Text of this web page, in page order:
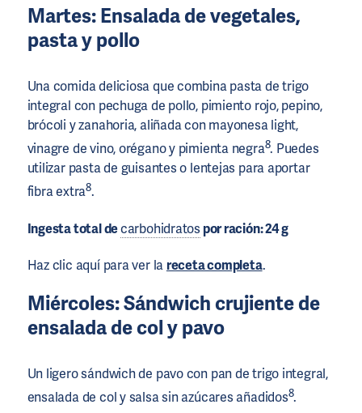
Martes: Ensalada de vegetales,
pasta y pollo
Una comida deliciosa que combina pasta de trigo
integral con pechuga de pollo, pimiento rojo, pepino,
brócoli y zanahoria, aliñada con mayonesa light,
vinagre de vino, orégano y pimienta negra8. Puedes
utilizar pasta de guisantes o lentejas para aportar
fibra extra8.
Ingesta total decarbohidratos por ración: 24 g
Haz clic aquí para ver la receta completa.
Miércoles: Sándwich crujiente de
ensalada de col y pavo
Un ligero sándwich de pavo con pan de trigo integral,
ensalada de col y salsa sin azúcares añadidos8.